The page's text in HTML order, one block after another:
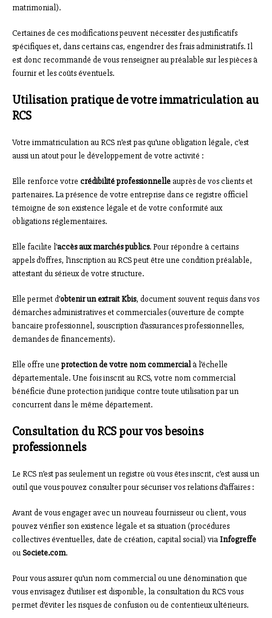
matrimonial).
Certaines de ces modifications peuvent nécessiter des justificatifs
spécifiques et, dans certains cas, engendrer des frais administratifs. Il
est donc recommandé de vous renseigner au préalable sur les pièces à
fournir et les coûts éventuels.
Utilisation pratique de votre immatriculation au
RCS
Votre immatriculation au RCS n’est pas qu’une obligation légale, c’est
aussi un atout pour le développement de votre activité :
Elle renforce votre crédibilité professionnelleauprès de vos clients et
partenaires. La présence de votre entreprise dans ce registre officiel
témoigne de son existence légale et de votre conformité aux
obligations réglementaires.
Elle facilite l’accès aux marchés publics. Pour répondre à certains
appels d’offres, l’inscription au RCS peut être une condition préalable,
attestant du sérieux de votre structure.
Elle permet d’obtenir un extrait Kbis, document souvent requis dans vos
démarches administratives et commerciales (ouverture de compte
bancaire professionnel, souscription d’assurances professionnelles,
demandes de financements).
Elle offre une protection de votre nom commercialà l’échelle
départementale. Une fois inscrit au RCS, votre nom commercial
bénéficie d’une protection juridique contre toute utilisation par un
concurrent dans le même département.
Consultation du RCS pour vos besoins
professionnels
Le RCS n’est pas seulement un registre où vous êtes inscrit, c’est aussi un
outil que vous pouvez consulter pour sécuriser vos relations d’affaires :
Avant de vous engager avec un nouveau fournisseur ou client, vous
pouvez vérifier son existence légale et sa situation (procédures
collectives éventuelles, date de création, capital social) viaInfogreffe
ouSociete.com.
Pour vous assurer qu’un nom commercial ou une dénomination que
vous envisagez d’utiliser est disponible, la consultation du RCS vous
permet d’éviter les risques de confusion ou de contentieux ultérieurs.